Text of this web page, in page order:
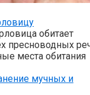
обитает
пресноводных
места обитания